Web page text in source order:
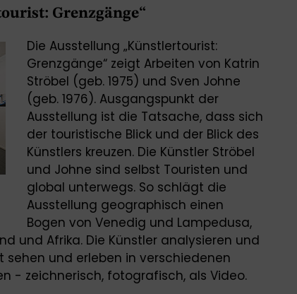
Grenzgänge“
Die Ausstellung „Künstlertourist:
Grenzgänge“ zeigt Arbeiten von Katrin
Ströbel (geb. 1975) und Sven Johne
(geb. 1976). Ausgangspunkt der
Ausstellung ist die Tatsache, dass sich
der touristische Blick und der Blick des
Künstlers kreuzen. Die Künstler Ströbel
und Johne sind selbst Touristen und
global unterwegs. So schlägt die
Ausstellung geographisch einen
Bogen von Venedig und Lampedusa,
und Afrika. Die Künstler analysieren und
sehen und erleben in verschiedenen
- zeichnerisch, fotografisch, als Video.